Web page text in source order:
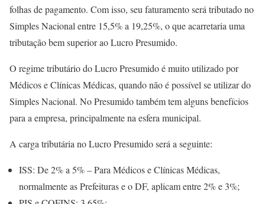
folhas de pagamento. Com isso, seu faturamento será tributado no
Simples Nacional entre 15,5% a 19,25%, o que acarretaria uma
tributação bem superior ao Lucro Presumido.
O regime tributário do Lucro Presumido é muito utilizado por
Médicos e Clínicas Médicas, quando não é possível se utilizar do
Simples Nacional. No Presumido também tem alguns benefícios
para a empresa, principalmente na esfera municipal.
A carga tributária no Lucro Presumido será a seguinte:
ISS: De 2% a 5% – Para Médicos e Clínicas Médicas,
normalmente as Prefeituras e o DF, aplicam entre 2% e 3%;